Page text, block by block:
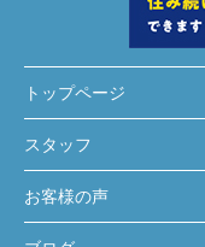
トップページ
スタッフ
お客様の声